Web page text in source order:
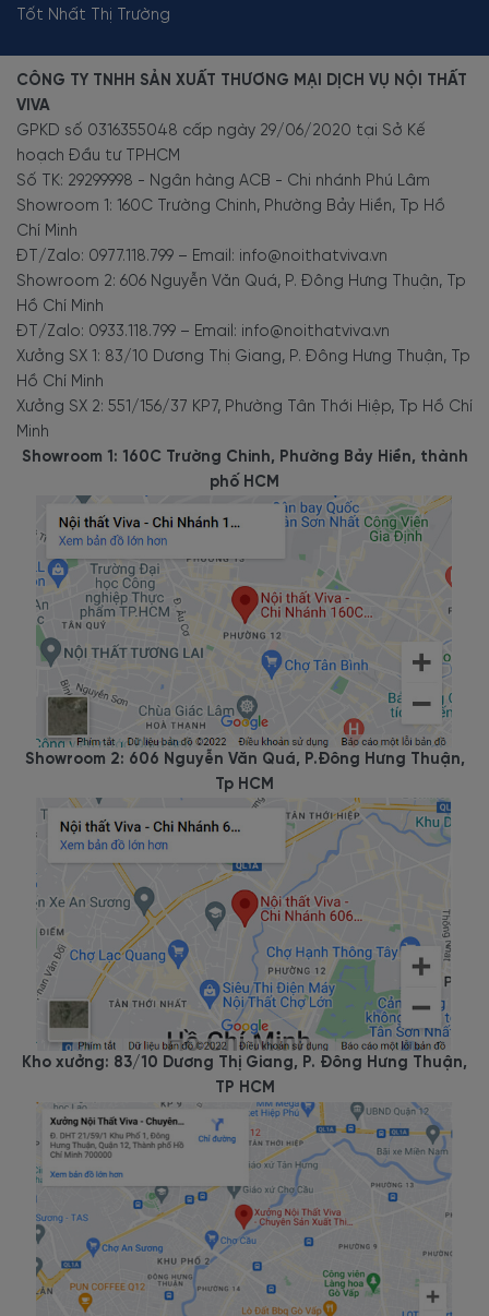
Tốt Nhất Thị Trường
CÔNG TY TNHH SẢN XUẤT THƯƠNG MẠI DỊCH VỤ NỘI THẤT
VIVA
GPKD số 0316355048 cấp ngày 29/06/2020 tại Sở Kế
hoạch Đầu tư TPHCM
Số TK: 29299998 - Ngân hàng ACB - Chi nhánh Phú Lâm
Showroom 1: 160C Trường Chinh, Phường Bảy Hiền, Tp Hồ
Chí Minh
ĐT/Zalo: 0977.118.799 – Email: info@noithatviva.vn
Showroom 2: 606 Nguyễn Văn Quá, P. Đông Hưng Thuận, Tp
Hồ Chí Minh
ĐT/Zalo: 0933.118.799 – Email: info@noithatviva.vn
Xưởng SX 1: 83/10 Dương Thị Giang, P. Đông Hưng Thuận, Tp
Hồ Chí Minh
Xưởng SX 2: 551/156/37 KP7, Phường Tân Thới Hiệp, Tp Hồ Chí
Minh
Showroom 1: 160C Trường Chinh, Phường Bảy Hiền, thành
phố HCM
Showroom 2: 606 Nguyễn Văn Quá, P.Đông Hưng Thuận,
Tp HCM
Kho xưởng: 83/10 Dương Thị Giang, P. Đông Hưng Thuận,
TP HCM